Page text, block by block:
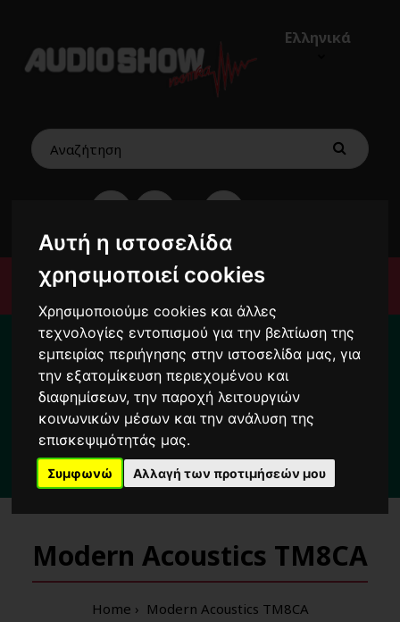
Αυτή η ιστοσελίδα
χρησιμοποιεί cookies
Χρησιμοποιούμε cookies και άλλες
τεχνολογίες εντοπισμού για την βελτίωση της
εμπειρίας περιήγησης στην ιστοσελίδα μας, για
την εξατομίκευση περιεχομένου και
διαφημίσεων, την παροχή λειτουργιών
κοινωνικών μέσων και την ανάλυση της
επισκεψιμότητάς μας.
Συμφωνώ Αλλαγή των προτιμήσεών μου
Ελληνικά
Μενού
Για το διάστημα από 10/8 ως 24/8 οι
παραγγελίες σας ενδέχεται να
καθυστερήσουν !
Για κάθε σας απορία καλέστε μας στο:
2104222000
3 λεπτάαπό τη στάση μετρό'Δημοτικό Θέατρο'
Modern Acoustics TM8CA
Home Modern Acoustics TM8CA